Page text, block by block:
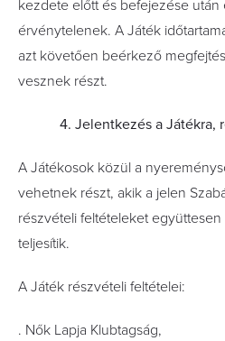
kezdete előtt és befejezése
érvénytelenek. A Játék
azt követően beérkező
vesznek részt.
4. Jelentkezés a Játékra,
A Játékosok közül a
vehetnek részt, akik a jelen
részvételi feltételeket
teljesítik.
A Játék részvételi feltételei:
. Nők Lapja Klubtagság,